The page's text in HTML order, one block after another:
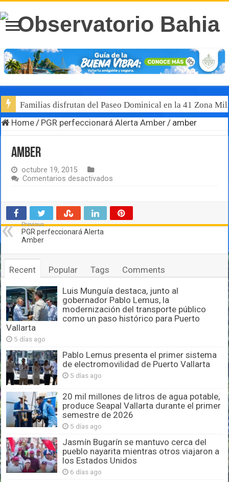
Familias disfrutan del Paseo Dominical en la 41 Zona
Home/ PGR perfeccionará Alerta Amber/ amber
amber
octubre 19, 2015
Comentarios desactivados
Previous
PGR perfeccionará Alerta
Amber
Recent Popular Tags Comments
Luis Munguía destaca, junto al
gobernador Pablo Lemus, la
modernización del transporte público
como un paso histórico para Puerto
Vallarta
5 días ago
Pablo Lemus presenta el primer sistema
de electromovilidad de Puerto Vallarta
5 días ago
20 mil millones de litros de agua potable,
produce Seapal Vallarta durante el primer
semestre de 2026
5 días ago
Jasmín Bugarín se mantuvo cerca del
pueblo nayarita mientras otros viajaron a
los Estados Unidos
6 días ago